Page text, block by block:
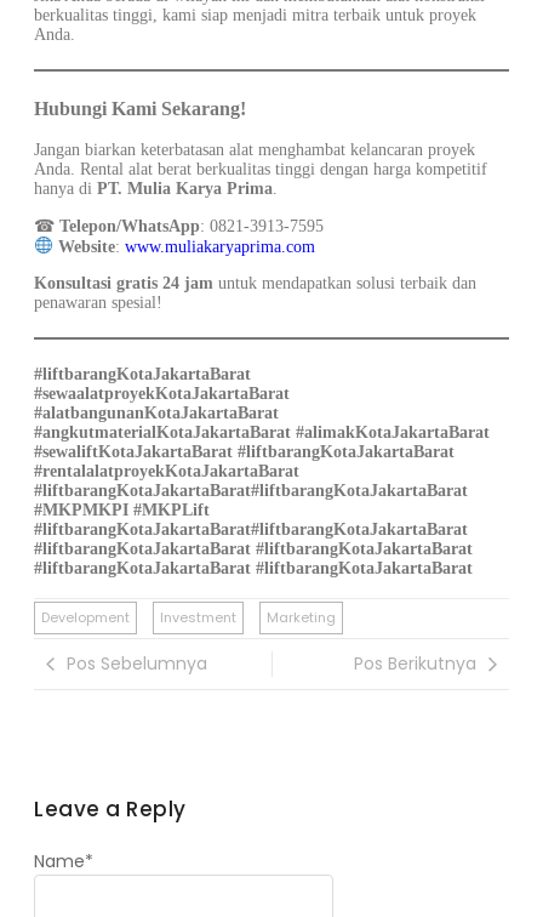
berkualitas tinggi, kami siap menjadi mitra terbaik untuk proyek
Anda.
Hubungi Kami Sekarang!
Jangan biarkan keterbatasan alat menghambat kelancaran proyek
Anda. Rental alat berat berkualitas tinggi dengan harga kompetitif
hanya di PT. Mulia Karya Prima.
☎ Telepon/WhatsApp: 0821-3913-7595
Website: www.muliakaryaprima.com
Konsultasi gratis 24 jam untuk mendapatkan solusi terbaik dan
penawaran spesial!
#liftbarangKotaJakartaBarat
#sewaalatproyekKotaJakartaBarat
#alatbangunanKotaJakartaBarat
#angkutmaterial KotaJakartaBarat #alimakKotaJakartaBarat
#sewaliftKotaJakartaBarat #liftbarangKotaJakartaBarat
#rentalalatproyekKotaJakartaBarat
#liftbarangKotaJakartaBarat#liftbarangKotaJakartaBarat
#MKPMKPI #MKPLift
#liftbarangKotaJakartaBarat#liftbarangKotaJakartaBarat
#liftbarangKotaJakartaBarat #liftbarangKotaJakartaBarat
#liftbarangKotaJakartaBarat #liftbarangKotaJakartaBarat
Development Investment Marketing
Pos Sebelumnya Pos Berikutnya
Leave a Reply
Name*